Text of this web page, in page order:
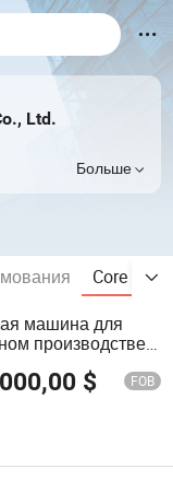
Ltd.
Больше
Core
машина для
производстве
$ FOB